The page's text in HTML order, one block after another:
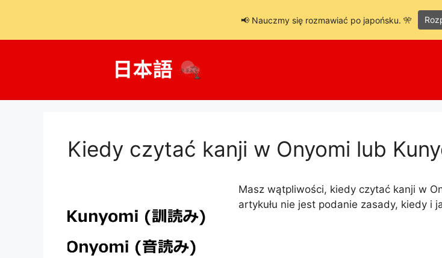
Kiedy czytać kanji w Onyomi lub
Masz wątpliwości, kiedy czytać kanji w
artykułu nie jest podanie zasady, kiedy i
📢 Nauczmy się rozmawiać po japońsku. 🎌